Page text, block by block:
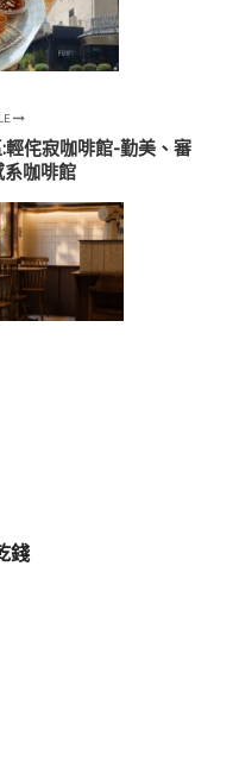
:輕侘寂咖啡館-勤美、審
系咖啡館
錢